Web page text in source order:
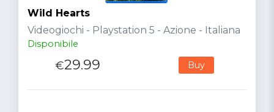
Wild Hearts
Videogiochi - Playstation 5 - Azione - Italiana
Disponibile
€29.99 Buy